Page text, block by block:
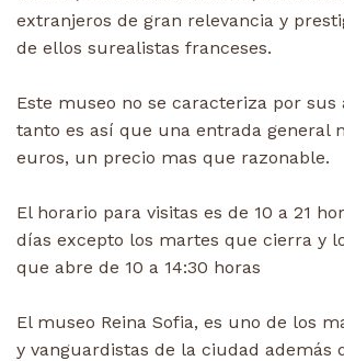
extranjeros de gran relevancia y
de ellos surealistas franceses.
Este museo no se caracteriza por sus
tanto es así que una entrada general
euros, un precio mas que razonable.
El horario para visitas es de 10 a 21
días excepto los martes que cierra y
que abre de 10 a 14:30 horas
El museo Reina Sofia, es uno de los
y vanguardistas de la ciudad además